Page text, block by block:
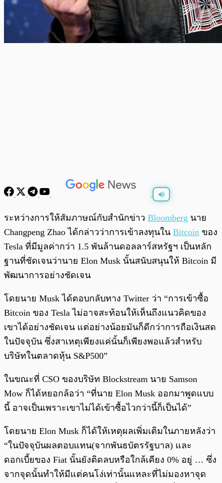
พร้อมเล่น
ระหว่างการให้สัมภาษณ์กับสำนักข่าว Bloomberg นาย
Changpeng Zhao ได้กล่าวว่าการเข้าลงทุนใน Bitcoin ของ
Tesla ที่มีมูลค่ากว่า 1.5 พันล้านดอลลาร์สหรัฐฯ เป็นหลัก
ฐานที่ชัดเจนว่านาย Elon Musk นั้นสนับสนุนให้ Bitcoin มี
พัฒนาการอย่างชัดเจน
โดยนาย Musk ได้ตอบกลับทาง Twitter ว่า “การเข้าซื้อ
Bitcoin ของ Tesla ไม่อาจสะท้อนให้เห็นถึงแนวคิดของ
เขาได้อย่างชัดเจน แต่อย่างน้อยมันก็ดีกว่าการถือเงินสด
ในปัจจุบัน ซึ่งสาเหตุเพียงแค่นั้นก็เพียงพอแล้วสำหรับ
บริษัทในตลาดหุ้น S&P500”
ในขณะที่ CSO ของบริษัท Blockstream นาย Samson
Mow ก็ได้หยอกล้อว่า “ที่นาย Elon Musk ออกมาพูดแบบ
นี้ อาจเป็นเพราะเขาไม่ได้เข้าซื้อไวกว่านี้ก็เป็นได้”
โดยนาย Elon Musk ก็ได้ให้เหตุผลเพิ่มเติมในภายหลังว่า
“ในปัจจุบันผลตอบแทน(จากพันธบัตรรัฐบาล) และ
ดอกเบี้ยของ Fiat นั้นยังติดลบหรือใกล้เคียง 0% อยู่ … ซึ่ง
จากจุดนั้นทำให้มีแต่คนโง่เท่านั้นแหละที่ไม่มองหาจุด